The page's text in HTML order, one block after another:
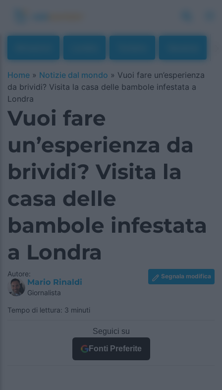
Home » Notizie dal mondo » Vuoi fare un’esperienza
da brividi? Visita la casa delle bambole infestata a
Londra
Vuoi fare
un’esperienza da
brividi? Visita la
casa delle
bambole infestata
a Londra
Autore:
Mario Rinaldi
Giornalista
Segnala modifica
Tempo di lettura: 3 minuti
Seguici su
Fonti Preferite